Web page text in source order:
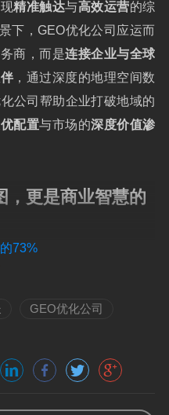
精准触达与高效运营的综
下，GEO优化公司应运而
商，而是连接企业与全球
，通过深度的地理空间数
公司帮助企业打破地域的
配置与市场的深度价值渗
，更是商业智慧的
停留在地图导航或位置服
息系统（GIS）、商业智能
，对海量、多维的数据进
将冰冷的数字转化为
73%
GEO优化公司